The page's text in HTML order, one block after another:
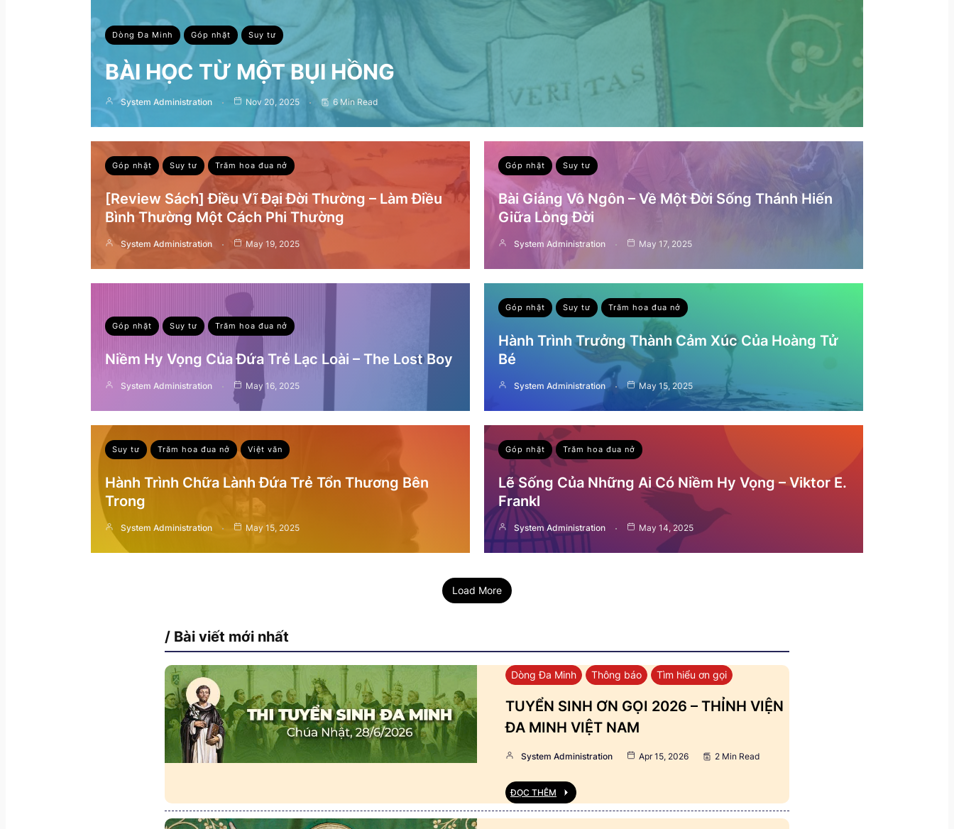
Dòng Đa Minh Góp nhặt Suy tư
BÀI HỌC TỪ MỘT BỤI HỒNG
System Administration Nov 20, 2025 6 Min Read
Góp nhặt Suy tư Trăm hoa đua nở
[Review Sách] Điều Vĩ Đại Đời Thường – Làm Điều
Bình Thường Một Cách Phi Thường
System Administration May 19, 2025
Góp nhặt Suy tư
Bài Giảng Vô Ngôn – Về Một Đời Sống Thánh Hiến
Giữa Lòng Đời
System Administration May 17, 2025
Góp nhặt Suy tư Trăm hoa đua nở
Niềm Hy Vọng Của Đứa Trẻ Lạc Loài – The Lost Boy
System Administration May 16, 2025
Góp nhặt Suy tư Trăm hoa đua nở
Hành Trình Trưởng Thành Cảm Xúc Của Hoàng Tử
Bé
System Administration May 15, 2025
Suy tư Trăm hoa đua nở Việt văn
Hành Trình Chữa Lành Đứa Trẻ Tổn Thương Bên
Trong
System Administration May 15, 2025
Góp nhặt Trăm hoa đua nở
Lẽ Sống Của Những Ai Có Niềm Hy Vọng – Viktor E.
Frankl
System Administration May 14, 2025
Load More
/ Bài viết mới nhất
Dòng Đa Minh Thông báo Tìm hiểu ơn gọi
TUYỂN SINH ƠN GỌI 2026 – THỈNH VIỆN
ĐA MINH VIỆT NAM
System Administration Apr 15, 2026 2 Min Read
ĐỌC THÊM